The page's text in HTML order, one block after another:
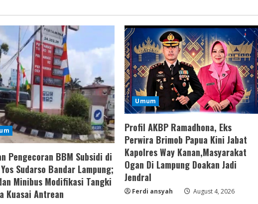
Pengecoran BBM Subsidi di
Sudarso Bandar Lampung;
Minibus Modifikasi Tangki
Kuasai Antrean
Umum
Profil AKBP Ramadhona, Eks
Perwira Brimob Papua Kini Jabat
Kapolres Way Kanan,Masyarakat
Ogan Di Lampung Doakan Jadi
Jendral
Ferdi ansyah August 4, 2026